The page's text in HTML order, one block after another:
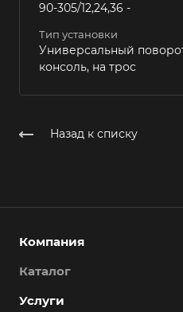
90-305/12,24,36 -
Тип установки
Универсальный
консоль, на трос
Назад к списку
Компания
Каталог
Услуги